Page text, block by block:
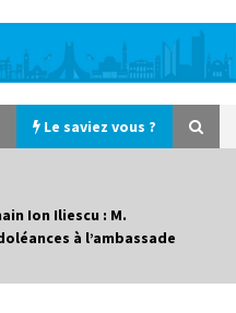
Le saviez vous ?
: 11 décès et 243
Ion Iliescu : M.
à l’ambassade